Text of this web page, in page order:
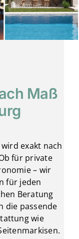
Maß
exakt nach
für private
– wir
für jeden
Beratung
die passende
wie